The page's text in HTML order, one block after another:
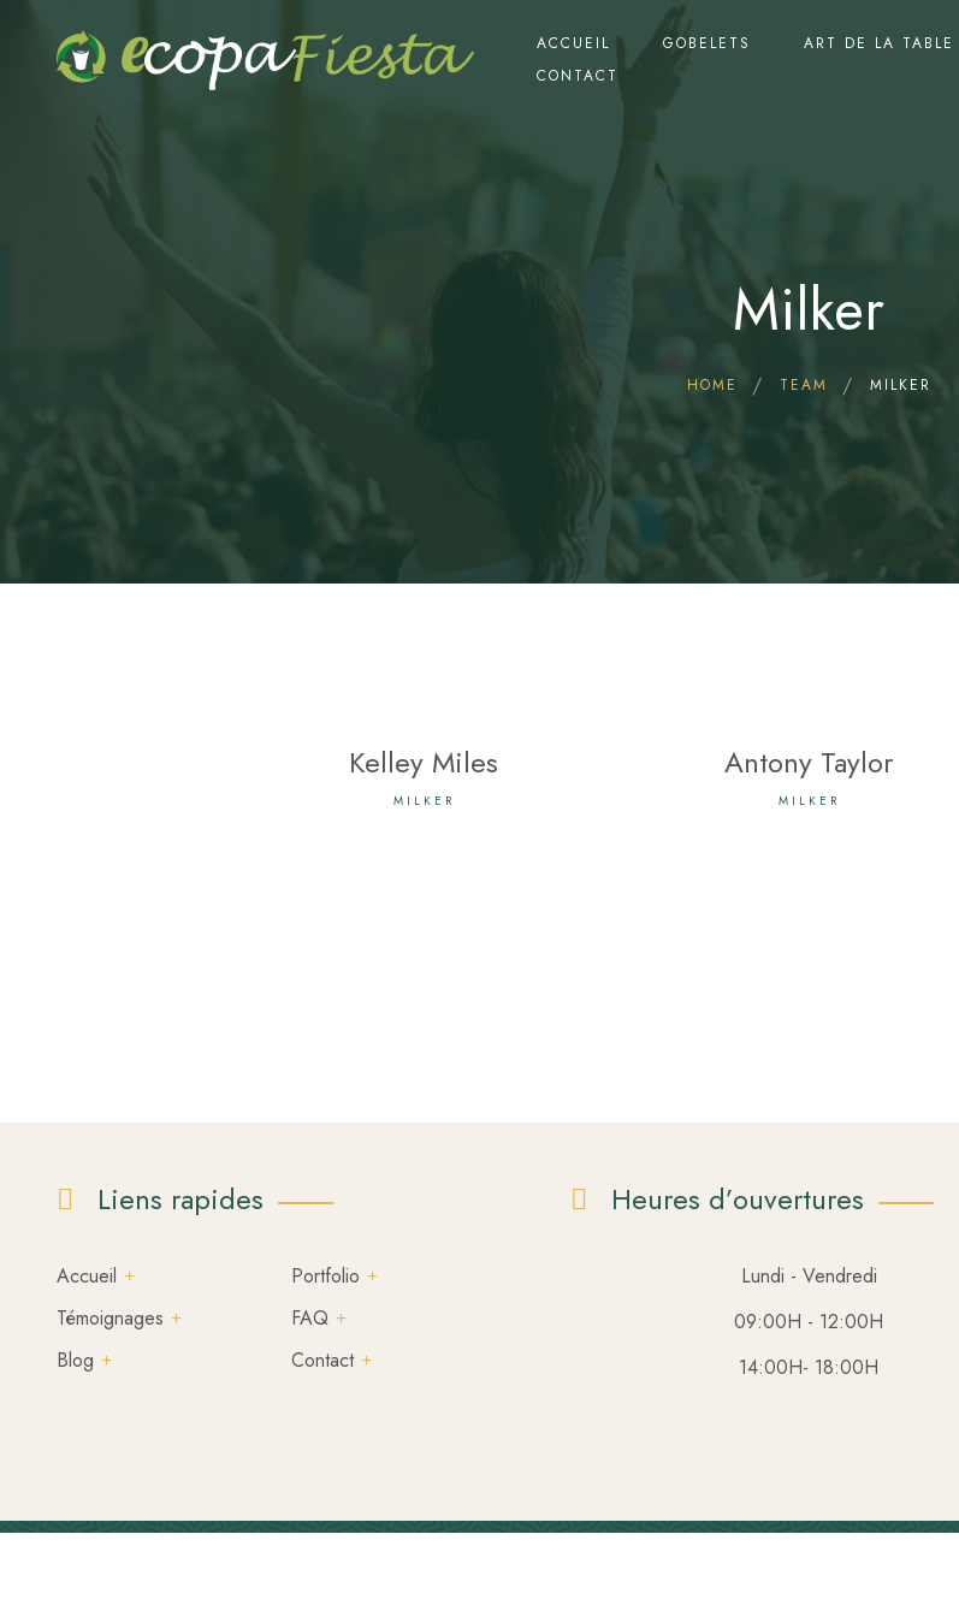
ACCUEIL GOBELETS ART DE LA TABLE
CONTACT
Milker
HOME TEAM MILKER
Kelley Miles
MILKER
Antony Taylor
MILKER
Liens rapides
Accueil
Portfolio
Témoignages
FAQ
Blog
Contact
Heures d’ouvertures
Lundi - Vendredi
09:00H - 12:00H
14:00H- 18:00H